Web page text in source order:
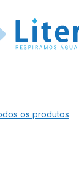
os produtos